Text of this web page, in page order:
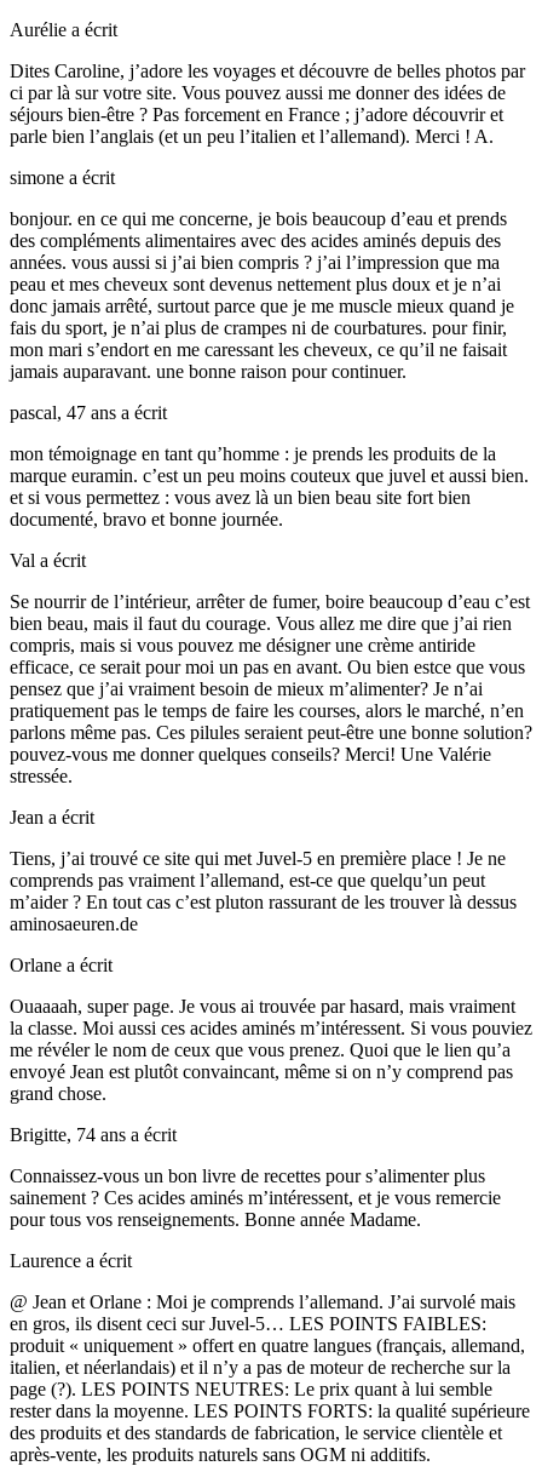
Aurélie a écrit
Dites Caroline, j’adore les voyages et découvre de belles photos par
ci par là sur votre site. Vous pouvez aussi me donner des idées de
séjours bien-être ? Pas forcement en France ; j’adore découvrir et
parle bien l’anglais (et un peu l’italien et l’allemand). Merci ! A.
simone a écrit
bonjour. en ce qui me concerne, je bois beaucoup d’eau et prends
des compléments alimentaires avec des acides aminés depuis des
années. vous aussi si j’ai bien compris ? j’ai l’impression que ma
peau et mes cheveux sont devenus nettement plus doux et je n’ai
donc jamais arrêté, surtout parce que je me muscle mieux quand je
fais du sport, je n’ai plus de crampes ni de courbatures. pour finir,
mon mari s’endort en me caressant les cheveux, ce qu’il ne faisait
jamais auparavant. une bonne raison pour continuer.
pascal, 47 ans a écrit
mon témoignage en tant qu’homme : je prends les produits de la
marque euramin. c’est un peu moins couteux que juvel et aussi bien.
et si vous permettez : vous avez là un bien beau site fort bien
documenté, bravo et bonne journée.
Val a écrit
Se nourrir de l’intérieur, arrêter de fumer, boire beaucoup d’eau c’est
bien beau, mais il faut du courage. Vous allez me dire que j’ai rien
compris, mais si vous pouvez me désigner une crème antiride
efficace, ce serait pour moi un pas en avant. Ou bien estce que vous
pensez que j’ai vraiment besoin de mieux m’alimenter? Je n’ai
pratiquement pas le temps de faire les courses, alors le marché, n’en
parlons même pas. Ces pilules seraient peut-être une bonne solution?
pouvez-vous me donner quelques conseils? Merci! Une Valérie
stressée.
Jean a écrit
Tiens, j’ai trouvé ce site qui met Juvel-5 en première place ! Je ne
comprends pas vraiment l’allemand, est-ce que quelqu’un peut
m’aider ? En tout cas c’est pluton rassurant de les trouver là dessus
aminosaeuren.de
Orlane a écrit
Ouaaaah, super page. Je vous ai trouvée par hasard, mais vraiment
la classe. Moi aussi ces acides aminés m’intéressent. Si vous pouviez
me révéler le nom de ceux que vous prenez. Quoi que le lien qu’a
envoyé Jean est plutôt convaincant, même si on n’y comprend pas
grand chose.
Brigitte, 74 ans a écrit
Connaissez-vous un bon livre de recettes pour s’alimenter plus
sainement ? Ces acides aminés m’intéressent, et je vous remercie
pour tous vos renseignements. Bonne année Madame.
Laurence a écrit
@ Jean et Orlane : Moi je comprends l’allemand. J’ai survolé mais
en gros, ils disent ceci sur Juvel-5… LES POINTS FAIBLES:
produit « uniquement » offert en quatre langues (français, allemand,
italien, et néerlandais) et il n’y a pas de moteur de recherche sur la
page (?). LES POINTS NEUTRES: Le prix quant à lui semble
rester dans la moyenne. LES POINTS FORTS: la qualité supérieure
des produits et des standards de fabrication, le service clientèle et
après-vente, les produits naturels sans OGM ni additifs.